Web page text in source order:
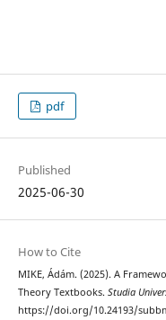
pdf
Published
2025-06-30
How to Cite
MIKE, Ádám. (2025). A
Theory Textbooks. Studia
https://doi.org/10.24193/